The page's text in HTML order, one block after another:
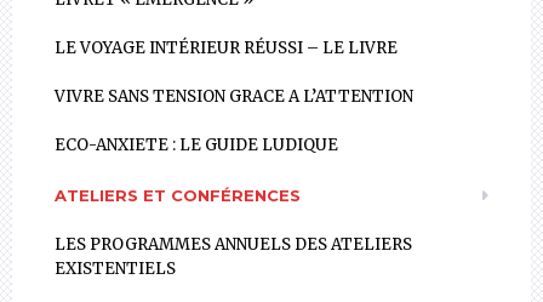
LE VOYAGE INTÉRIEUR RÉUSSI – LE LIVRE
VIVRE SANS TENSION GRACE A L’ATTENTION
ECO-ANXIETE : LE GUIDE LUDIQUE
ATELIERS ET CONFÉRENCES
LES PROGRAMMES ANNUELS DES ATELIERS
EXISTENTIELS